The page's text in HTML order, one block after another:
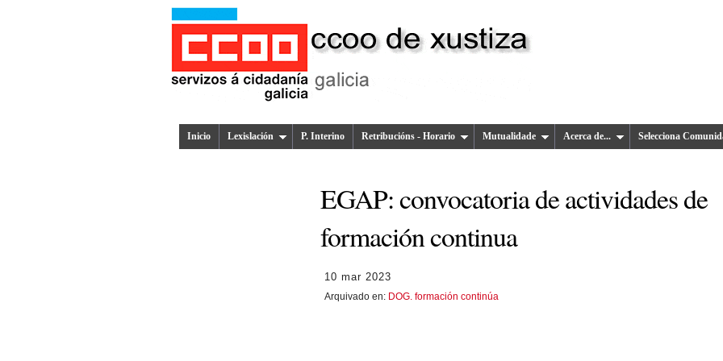
Inicio Lexislación P. Interino Retribucións - Horario Mutualidade Acerca de... Selecciona
EGAP: convocatoria de actividades de
formación continua
10 mar 2023
Arquivado en: DOG. formación continúa